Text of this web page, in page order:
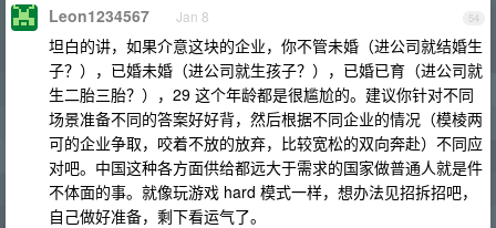
54
Leon1234567 Jan 8
坦白的讲，如果介意这块的企业，你不管未婚（进公司就结婚生
子？），已婚未婚（进公司就生孩子？），已婚已育（进公司就
生二胎三胎？），29 这个年龄都是很尴尬的。建议你针对不同
场景准备不同的答案好好背，然后根据不同企业的情况（模棱两
可的企业争取，咬着不放的放弃，比较宽松的双向奔赴）不同应
对吧。中国这种各方面供给都远大于需求的国家做普通人就是件
不体面的事。就像玩游戏 hard 模式一样，想办法见招拆招吧，
自己做好准备，剩下看运气了。